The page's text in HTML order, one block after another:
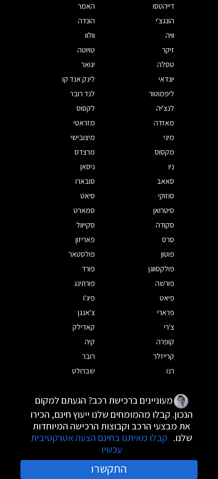
דייהטסו
האמר
הונגצ'י
הונדה
וויה
וולוו
זיקר
טויוטה
טסלה
יגואר
יונדאי
לינק אנד קו
ליפמוטור
לנד רובר
לנצ'יה
לקסוס
מאזדה
מזראטי
מיני
מיצובישי
מקסוס
מרצדס
ניו
ניסאן
סאאב
סובארו
סוזוקי
סיאט
סיטרואן
סמארט
סקודה
סקייוול
סרס
פאריזון
פוטון
פולסטאר
פולקסווגן
פורד
פורשה
פורתינג
פיאט
פיג'ו
פרארי
צ'אנגן
צ'רי
קאדילק
קופרה
קיה
קרייזלר
רובר
רנו
שברולט
מעוניינים ברכישת רכב? הגעתם למקום
הנכון. קבלו מהמומחים שלנו ייעוץ חינם, הכירו
את מבצעי הרכב וקבוצות הרכישה המיוחדות
שלנו. קבלו מאיתנו בחינם הצעה אטרקטיבית
עכשיו
התקשרו